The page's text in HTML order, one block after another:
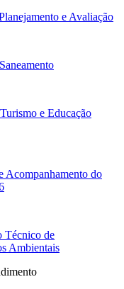
e Avaliação
e Educação
Acompanhamento do
Técnico de
Ambientais